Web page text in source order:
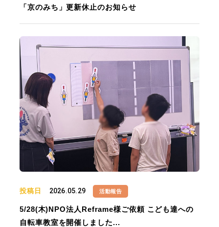
「京のみち」更新休止のお知らせ
投稿日 2026.05.29 活動報告
5/28(木)NPO法人Reframe様ご依頼 こども達への
自転車教室を開催しました...